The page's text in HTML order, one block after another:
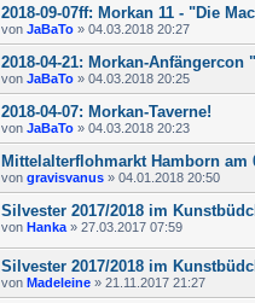
2018-09-07ff: Morkan 11 - "Die
von JaBaTo » 04.03.2018 20:27
2018-04-21: Morkan-
von JaBaTo » 04.03.2018 20:25
2018-04-07: Morkan-Taverne!
von JaBaTo » 04.03.2018 20:23
Mittelalterflohmarkt Hamborn am
von gravisvanus » 04.01.2018 20:50
Silvester 2017/2018 im
von Hanka » 27.03.2017 07:59
Silvester 2017/2018 im
von Madeleine » 21.11.2017 21:27